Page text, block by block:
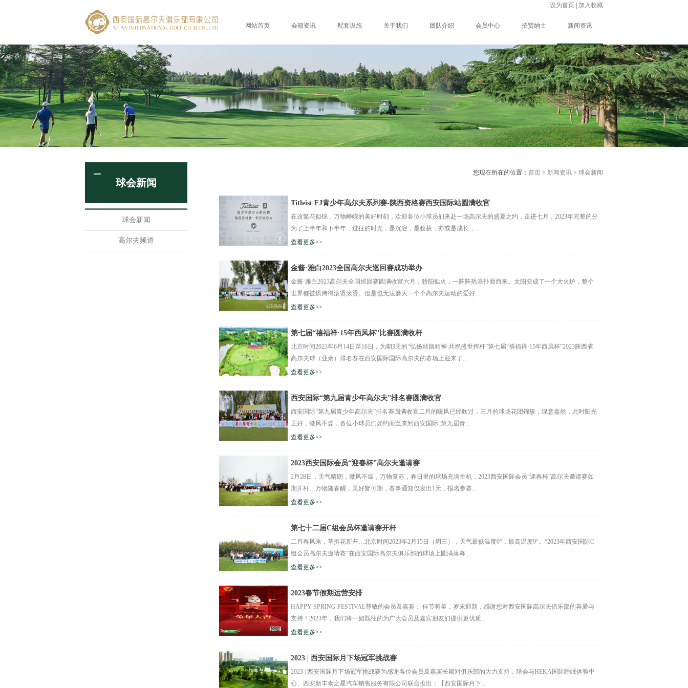
设为首页 加入收藏
网站首页 会籍资讯 配套设施 关于我们 团队介绍 会员中心 招贤纳士 新闻资讯
球会新闻
球会新闻
高尔夫频道
您现在所在的位置： 首页 > 新闻资讯 > 球会新闻
Titleist FJ青少年高尔夫系列赛-陕西资格赛西安国际站圆满收官
在这繁花似锦，万物峥嵘的美好时刻，欢迎各位小球员们来赴一场高尔夫的盛夏之约，走进七月，2023年完整的分
为了上半年和下半年，过往的时光，是沉淀，是收获，亦或是成长，...
查看更多>>
金酱·雅白2023全国高尔夫巡回赛成功举办
金酱·雅白2023高尔夫全国巡回赛圆满收官六月，骄阳似火，一阵阵热浪扑面而来。太阳变成了一个大火炉，整个
世界都被烘烤得滚烫滚烫。但是也无法磨灭一个个高尔夫运动的爱好...
查看更多>>
第七届“禧福祥·15年西凤杯”比赛圆满收杆
北京时间2023年6月14日至16日，为期3天的“弘扬丝路精神 共祝盛世挥杆”第七届“禧福祥·15年西凤杯”2023陕西省
高尔夫球（业余）排名赛在西安国际国际高尔夫的赛场上迎来了...
查看更多>>
西安国际“第九届青少年高尔夫”排名赛圆满收官
西安国际“第九届青少年高尔夫”排名赛圆满收官二月的暖风已经吹过，三月的球场花团锦簇，绿意盎然，此时阳光
正好，微风不燥，各位小球员们如约而至来到西安国际“第九届青...
查看更多>>
2023西安国际会员“迎春杯”高尔夫邀请赛
2月28日，天气晴朗，微风不燥，万物复苏，春日里的球场充满生机，2023西安国际会员“迎春杯”高尔夫邀请赛如
期开杆。万物随春醒，美好皆可期，赛事通知仅发出1天，报名参赛...
查看更多>>
第七十二届C组会员杯邀请赛开杆
二月春风来，草拆花新开…北京时间2023年2月15日（周三），天气最低温度0°，最高温度9°。“2023年西安国际C
组会员高尔夫邀请赛”在西安国际高尔夫俱乐部的球场上圆满落幕...
查看更多>>
2023春节假期运营安排
HAPPY SPRING FESTIVAL尊敬的会员及嘉宾： 佳节将至，岁末迎新，感谢您对西安国际高尔夫俱乐部的喜爱与
支持！2023年，我们将一如既往的为广大会员及嘉宾朋友们提供更优质...
查看更多>>
2023 | 西安国际月下场冠军挑战赛
2023 | 西安国际月下场冠军挑战赛为感谢各位会员及嘉宾长期对俱乐部的大力支持，球会与HEKA国际睡眠体验中
心、西安新丰泰之星汽车销售服务有限公司联合推出：【西安国际月下...